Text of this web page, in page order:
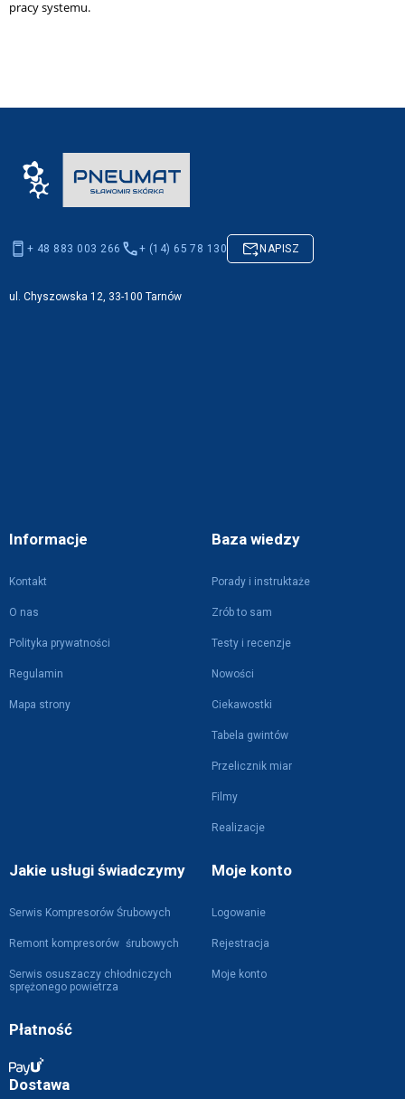
pracy systemu.
Informacje
Kontakt
O nas
Polityka prywatności
Regulamin
Mapa strony
Baza wiedzy
Porady i instruktaże
Zrób to sam
Testy i recenzje
Nowości
Ciekawostki
Tabela gwintów
Przelicznik miar
Filmy
Realizacje
Jakie usługi świadczymy
Serwis Kompresorów Śrubowych
Remont kompresorów śrubowych
Serwis osuszaczy chłodniczych
sprężonego powietrza
Moje konto
Logowanie
Rejestracja
Moje konto
Płatność
Dostawa
+ 48 883 003 266 + (14) 65 78 130 NAPISZ
ul. Chyszowska 12, 33-100 Tarnów